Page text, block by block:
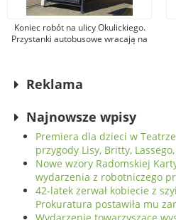
Koniec robót na ulicy Okulickiego.
Przystanki autobusowe wracają na
Reklama
Najnowsze wpisy
Premiera dla dzieci w
przygody Lisy, Britty,
Nowe wzory Radomskiej
wydarzenia z robotniczego
42-latek zerwał kobiecie z
Prokuratura postawiła mu